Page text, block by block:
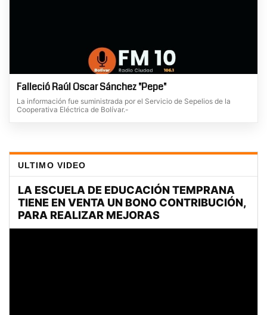
Falleció Raúl Oscar Sánchez "Pepe"
La información fue suministrada por el Servicio de Sepelios de la
Cooperativa Eléctrica de Bolívar.-
ULTIMO VIDEO